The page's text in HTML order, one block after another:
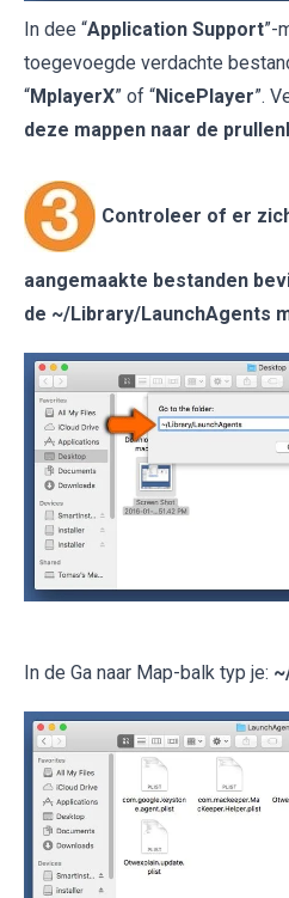
In dee “Application Support”-
toegevoegde verdachte
“MplayerX” of “NicePlayer”.
deze mappen naar de
Controleer of er
aangemaakte bestanden
de ~/Library/LaunchAgents
In de Ga naar Map-balk typ je: